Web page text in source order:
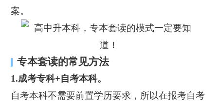
案。
专本套读的常见方法
1.成考专科+自考本科。
自考本科不需要前置学历要求，所以在报考自考